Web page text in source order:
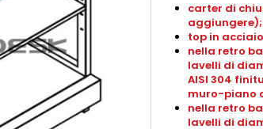
carter di
aggiungere);
top in
nella retro
lavelli di
AISI 304
muro-piano
nella retro
lavelli di